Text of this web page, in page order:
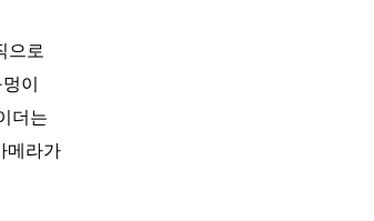
으로
이
더는
메라가